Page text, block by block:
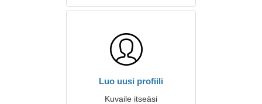
Luo uusi profiili
Kuvaile itseäsi